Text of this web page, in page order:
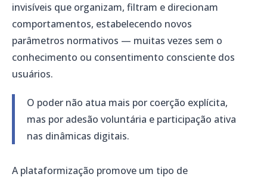
invisíveis que organizam, filtram e direcionam
comportamentos, estabelecendo novos
parâmetros normativos — muitas vezes sem o
conhecimento ou consentimento consciente dos
usuários.
O poder não atua mais por coerção explícita,
mas por adesão voluntária e participação ativa
nas dinâmicas digitais.
A plataformização promove um tipo de